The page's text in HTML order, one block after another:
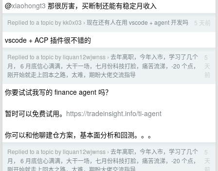
@xiaohongt3 那很厉害，买断制还能有稳定月收入
Replied to a topic by kk0x03 › 现在还有人在用 vscode + agent 开发吗 5 天前
vscode + ACP 插件很不错的
Replied to a topic by liquan12wjwnss › 去年离职，今年入市，学习了几个
月， 6 月底信心满满，大干一场，七月份科技打脸，痛苦流涕，-20 个点，
刚开始就走上回本之路，太难，期盼大佬交流指导
5
天
前
你要试试我写的 finance agent 吗？
暂时可以免费试用。 https://tradeinsight.info/ti-agent
你可以和他聊建仓方案，基本面分析和回测。。。
Replied to a topic by liquan12wjwnss › 去年离职，今年入市，学习了几个
月， 6 月底信心满满，大干一场，七月份科技打脸，痛苦流涕，-20 个点，
刚开始就走上回本之路，太难，期盼大佬交流指导
5
天
前